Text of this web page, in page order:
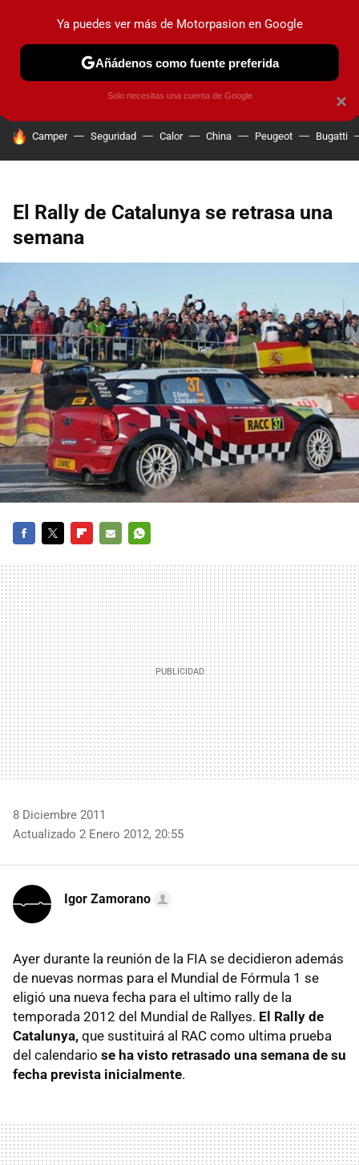
PRUEBAS COCHES ELÉCTRICOS OBSERVATORIO
HOY SE HABLA DE
Camper Seguridad Calor China Peugeot Bugatti
El Rally de Catalunya se retrasa una
semana
MAIL
8 Diciembre 2011
Actualizado 2 Enero 2012, 20:55
Igor Zamorano
Ayer durante la reunión de la FIA se decidieron además
de nuevas normas para el Mundial de Fórmula 1 se
eligió una nueva fecha para el ultimo rally de la
temporada 2012 del Mundial de Rallyes. El Rally de
Catalunya, que sustituirá al RAC como ultima prueba
del calendario se ha visto retrasado una semana de su
fecha prevista inicialmente.
×
Ya puedes ver más de Motorpasion en Google
Añádenos como fuente preferida
Solo necesitas una cuenta de Google